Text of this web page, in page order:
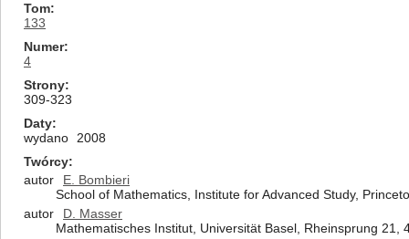
Tom
133
Numer
4
Strony
309-323
Daty
wydano
2008
Twórcy
autor
E. Bombieri
School of Mathematics, Institute for Advanced Study,
autor
D. Masser
Mathematisches Institut, Universität Basel, Rheinsprung 21,